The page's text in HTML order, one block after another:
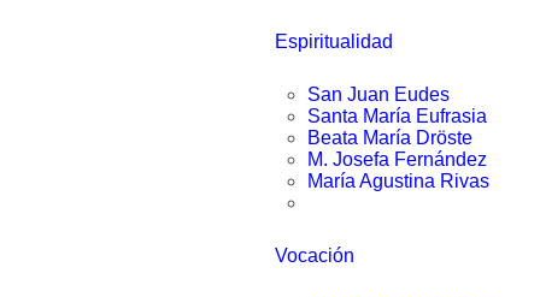
Espiritualidad
San Juan Eudes
Santa María Eufrasia
Beata María Dröste
M. Josefa Fernández
María Agustina Rivas
Vocación